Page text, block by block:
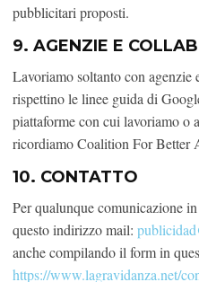
pubblicitari proposti.
9. AGENZIE E
Lavoriamo soltanto con
rispettino le linee guida di
piattaforme con cui lavoriamo o
ricordiamo Coalition For Better
10. CONTATTO
Per qualunque comunicazione
questo indirizzo mail:
anche compilando il form in
https://www.lagravidanza.net/